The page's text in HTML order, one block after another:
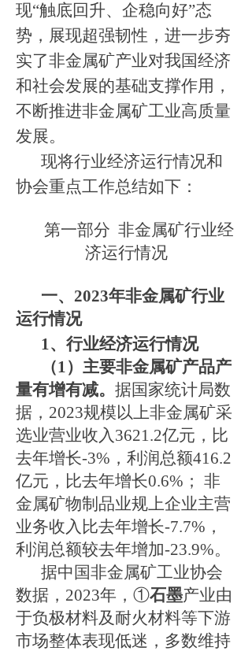
现“触底回升、企稳向好”态
势，展现超强韧性，进一步夯
实了非金属矿产业对我国经济
和社会发展的基础支撑作用，
不断推进非金属矿工业高质量
发展。
现将行业经济运行情况和
协会重点工作总结如下：
第一部分 非金属矿行业经
济运行情况
一、 2023年非金属矿行业
运行情况
1、行业经济运行情况
（1）主要非金属矿产品产
量有增有减。 据国家统计局数
据， 2023规模以上非金属矿采
选业营业收入3621.2亿元，比
去年增长-3% ，利润总额416.2
亿元，比去年增长0.6% ； 非
金属矿物制品业规上企业主营
业务收入比去年增长-7.7% ，
利润总额较去年增加-23.9%。
据中国非金属矿工业协会
数据， 2023年， ①石墨产业由
于负极材料及耐火材料等下游
市场整体表现低迷，多数维持